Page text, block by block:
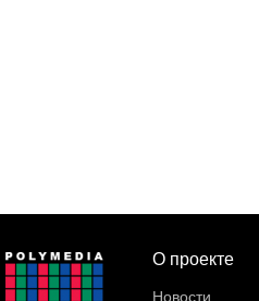
О проекте
Новости